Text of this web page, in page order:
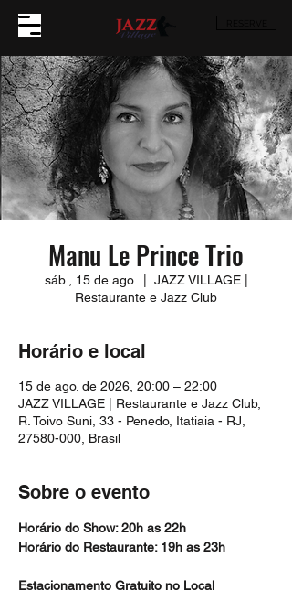
Manu Le Prince Trio
sáb., 15 de ago.
JAZZ VILLAGE |
Restaurante e Jazz Club
Horário e local
15 de ago. de 2026, 20:00 – 22:00
JAZZ VILLAGE | Restaurante e Jazz Club,
R. Toivo Suni, 33 - Penedo, Itatiaia - RJ,
27580-000, Brasil
Sobre o evento
Horário do Show: 20h as 22h
Horário do Restaurante: 19h as 23h
Estacionamento Gratuito no Local